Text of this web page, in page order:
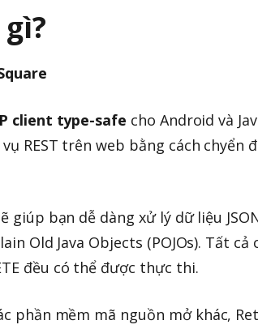
client type-safe cho Android và
REST trên web bằng cách chyển
giúp bạn dễ dàng xử lý dữ liệu
Old Java Objects (POJOs). Tất cả
đều có thể được thực thi.
phần mềm mã nguồn mở khác,